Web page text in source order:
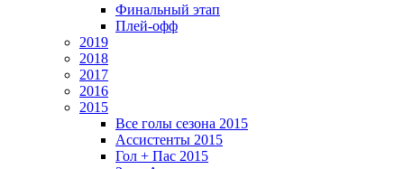
Финальный этап
Плей-офф
2019
2018
2017
2016
2015
Все голы сезона 2015
Ассистенты 2015
Гол + Пас 2015